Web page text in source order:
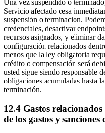
Una vez suspendido o
Servicio afectado cesa
suspensión o terminación.
credenciales, desactivar
recursos asignados, y eliminar
configuración relacionados
menos que la ley obligatoria
crédito o compensación será
usted sigue siendo responsable
obligaciones acumuladas hasta
terminación.
12.4 Gastos
de los gastos y sanciones